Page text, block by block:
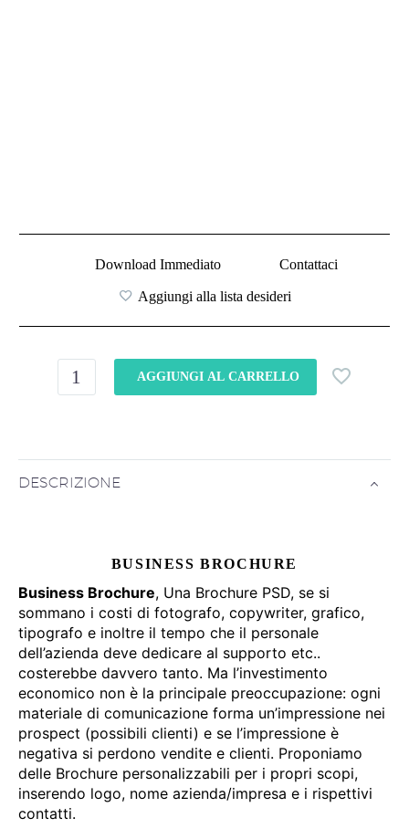
Download Immediato Contattaci
Aggiungi alla lista desideri
AGGIUNGI AL CARRELLO
DESCRIZIONE
BUSINESS BROCHURE
Business Brochure, Una Brochure PSD, se si
sommano i costi di fotografo, copywriter, grafico,
tipografo e inoltre il tempo che il personale
dell’azienda deve dedicare al supporto etc..
costerebbe davvero tanto. Ma l’investimento
economico non è la principale preoccupazione: ogni
materiale di comunicazione forma un’impressione nei
prospect (possibili clienti) e se l’impressione è
negativa si perdono vendite e clienti. Proponiamo
delle Brochure personalizzabili per i propri scopi,
inserendo logo, nome azienda/impresa e i rispettivi
contatti.